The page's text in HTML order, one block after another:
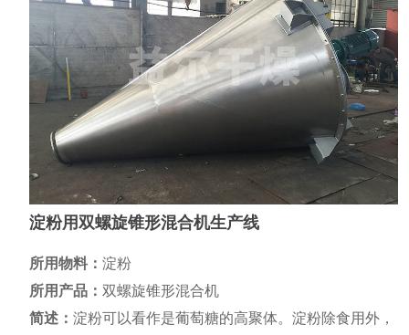
淀粉用双螺旋锥形混合机生产线
所用物料：淀粉
所用产品：双螺旋锥形混合机
简述：淀粉可以看作是葡萄糖的高聚体。淀粉除食用外，